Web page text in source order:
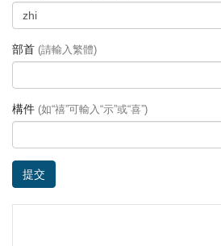
部首 (請輸入繁體)
構件 (如“禧”可輸入“示”或“喜”)
提交